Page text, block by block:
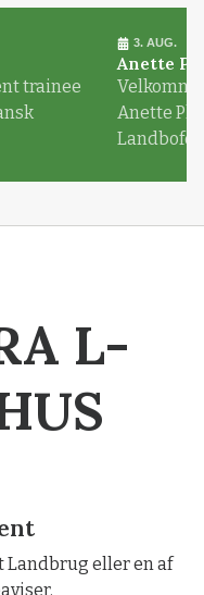
trainee
3. AUG.
Anette
Anette
L-
Landbrug eller en af